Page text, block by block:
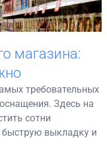
магазина:
требовательных
Здесь на
сотни
быструю выкладку и